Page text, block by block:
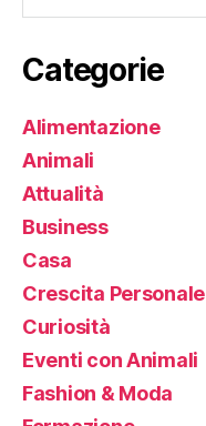
Categorie
Alimentazione
Animali
Attualità
Business
Casa
Crescita Personale
Curiosità
Eventi con Animali
Fashion & Moda